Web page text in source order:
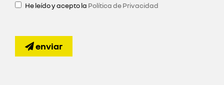
He leído y acepto la Política de Privacidad
enviar